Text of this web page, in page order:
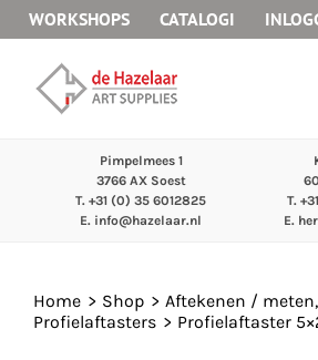
naar
inhoud
WORKSHOPS CATALOGI
Pimpelmees 1
3766 AX Soest
T. +31 (0) 35 6012825
E. info@hazelaar.nl
T.
E.
Home Shop
Aftekenen / meten
Profielaftasters
Profielaftaster